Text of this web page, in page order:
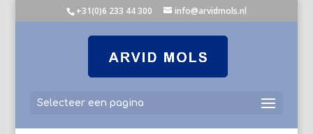
+31(0)6 233 44 300 info@arvidmols.nl
Selecteer een pagina